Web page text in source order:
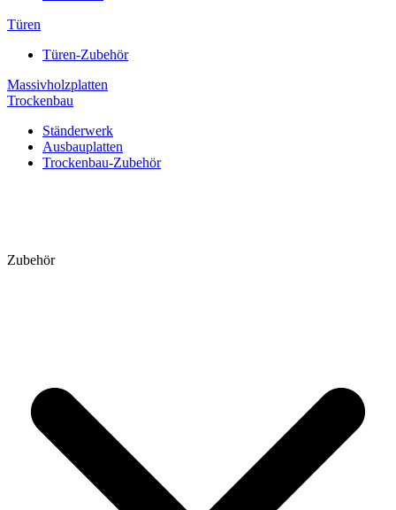
Türen
Türen-Zubehör
Massivholzplatten
Trockenbau
Ständerwerk
Ausbauplatten
Trockenbau-Zubehör
Zubehör